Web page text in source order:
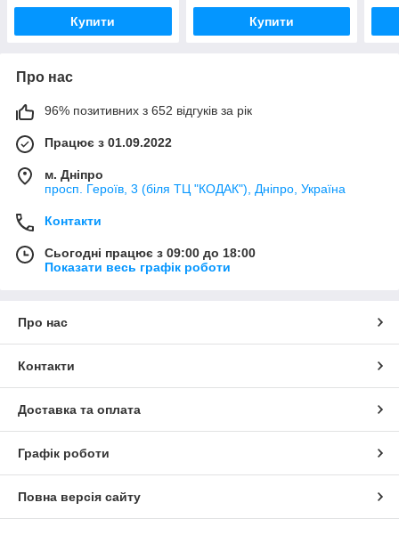
Купити Купити
Про нас
96% позитивних з 652 відгуків за рік
Працює з 01.09.2022
м. Дніпро
просп. Героїв, 3 (біля ТЦ "КОДАК"), Дніпро, Україна
Контакти
Сьогодні працює з 09:00 до 18:00
Показати весь графік роботи
Про нас
Контакти
Доставка та оплата
Графік роботи
Повна версія сайту